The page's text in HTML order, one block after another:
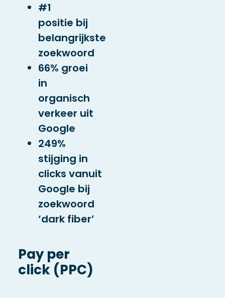
#1
positie bij
belangrijkste
zoekwoord
66% groei
in
organisch
verkeer uit
Google
249%
stijging in
clicks vanuit
Google bij
zoekwoord
‘dark fiber’
Pay per
click (PPC)